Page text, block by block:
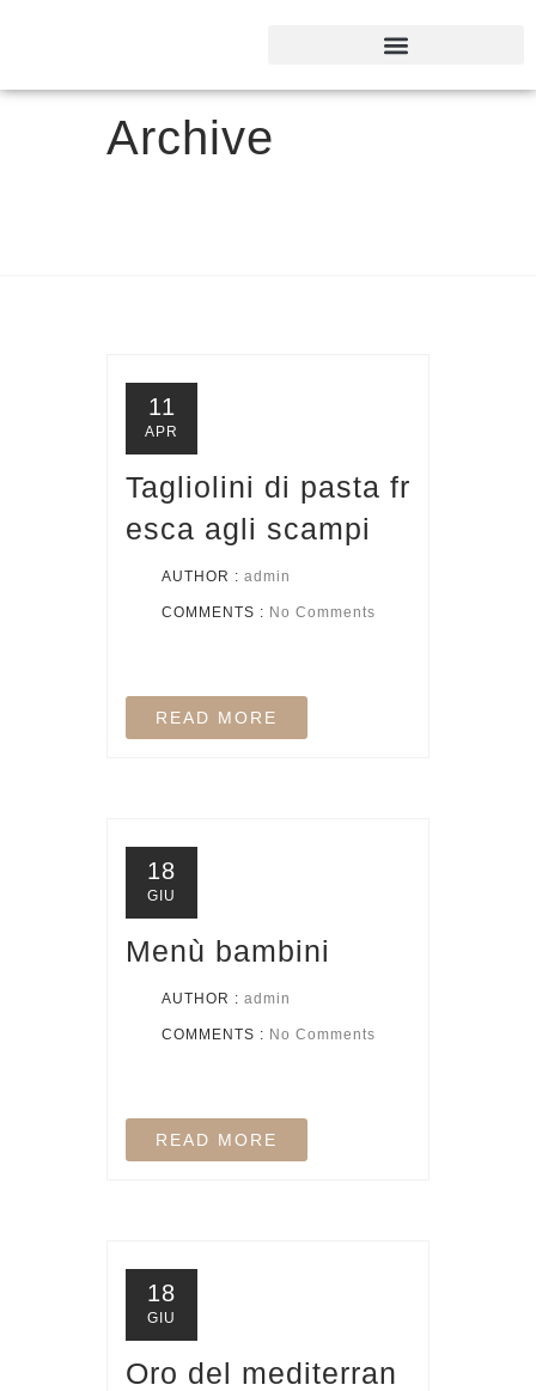
Archive
11
APR
Tagliolini di pasta fr
esca agli scampi
AUTHOR : admin
COMMENTS : No Comments
READ MORE
18
GIU
Menù bambini
AUTHOR : admin
COMMENTS : No Comments
READ MORE
18
GIU
Oro del mediterran